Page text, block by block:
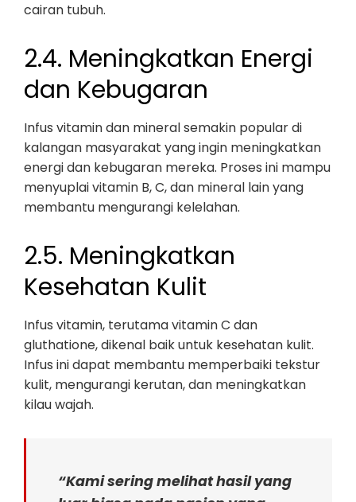
cairan tubuh.
2.4. Meningkatkan Energi
dan Kebugaran
Infus vitamin dan mineral semakin popular di
kalangan masyarakat yang ingin meningkatkan
energi dan kebugaran mereka. Proses ini mampu
menyuplai vitamin B, C, dan mineral lain yang
membantu mengurangi kelelahan.
2.5. Meningkatkan
Kesehatan Kulit
Infus vitamin, terutama vitamin C dan
gluthatione, dikenal baik untuk kesehatan kulit.
Infus ini dapat membantu memperbaiki tekstur
kulit, mengurangi kerutan, dan meningkatkan
kilau wajah.
“Kami sering melihat hasil yang